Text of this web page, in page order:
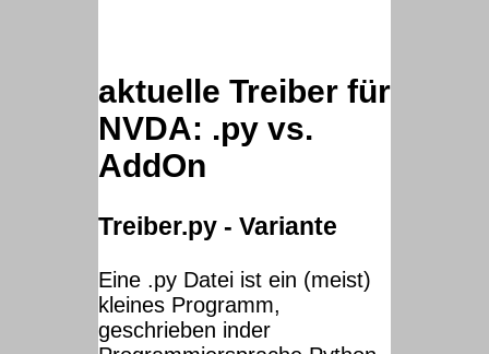
aktuelle Treiber für
NVDA: .py vs.
AddOn
Treiber.py - Variante
Eine .py Datei ist ein (meist)
kleines Programm,
geschrieben inder